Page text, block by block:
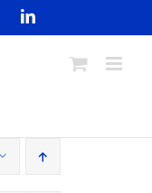
LinkedIn